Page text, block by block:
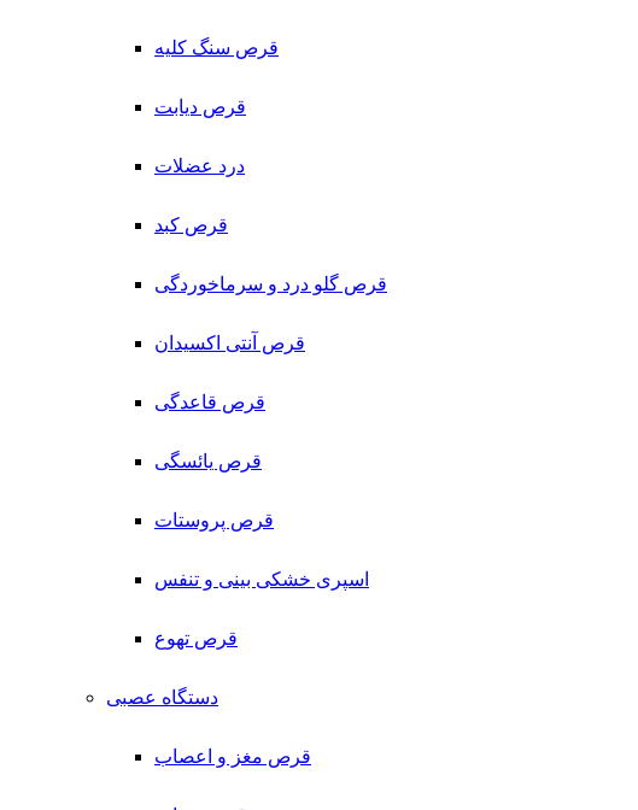
قرص سنگ کلیه
قرص دیابت
درد عضلات
قرص کبد
قرص گلو درد و سرماخوردگی
قرص آنتی اکسیدان
قرص قاعدگی
قرص یائسگی
قرص پروستات
اسپری خشکی بینی و تنفس
قرص تهوع
دستگاه عصبی
قرص مغز و اعصاب